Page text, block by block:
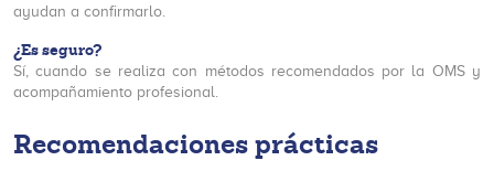
ayudan a confirmarlo.
¿Es seguro?
Sí, cuando se realiza con métodos recomendados por la OMS y
acompañamiento profesional.
Recomendaciones prácticas